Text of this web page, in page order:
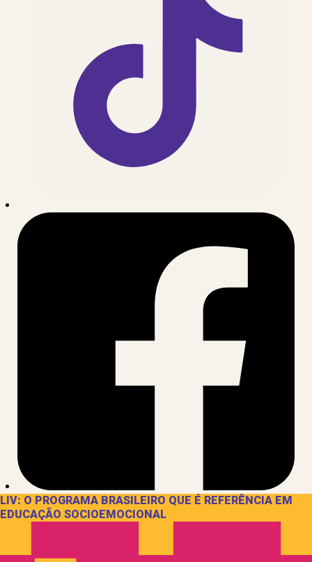
LIV: O PROGRAMA BRASILEIRO QUE É REFERÊNCIA EM
EDUCAÇÃO SOCIOEMOCIONAL